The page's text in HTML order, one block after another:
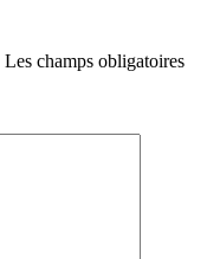
Les champs obligatoires